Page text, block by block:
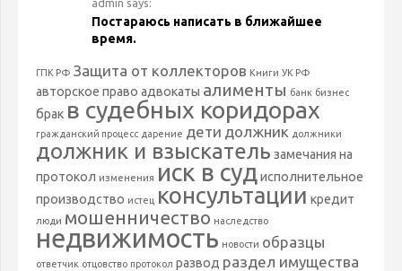
admin says:
Постараюсь написать в ближайшее
время.
ГПК РФ Защита от коллекторов Книги УК РФ
авторское право адвокаты алименты банк бизнес
брак в судебных коридорах
гражданский процесс дарение дети должник должники
должник и взыскатель замечания на
протокол изменения иск в судисполнительное
производство истец консультации кредит
люди мошенничество наследство
недвижимость новости образцы
ответчик отцовство протокол развод раздел имущества